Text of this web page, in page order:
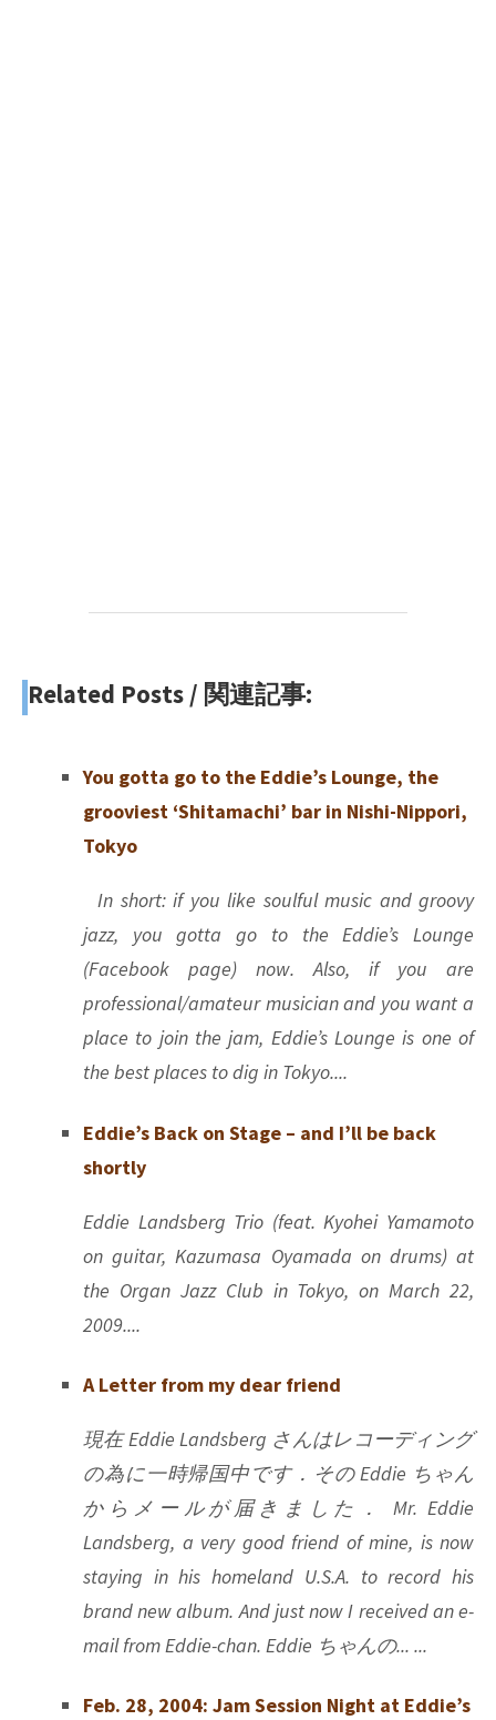
Related Posts / 関連記事:
You gotta go to the Eddie’s Lounge, the
grooviest ‘Shitamachi’ bar in Nishi-Nippori,
Tokyo
In short: if you like soulful music and groovy
jazz, you gotta go to the Eddie’s Lounge
(Facebook page) now. Also, if you are
professional/amateur musician and you want a
place to join the jam, Eddie’s Lounge is one of
the best places to dig in Tokyo....
Eddie’s Back on Stage – and I’ll be back
shortly
Eddie Landsberg Trio (feat. Kyohei Yamamoto
on guitar, Kazumasa Oyamada on drums) at
the Organ Jazz Club in Tokyo, on March 22,
2009....
A Letter from my dear friend
現在 Eddie Landsberg さんはレコーディング
の為に一時帰国中です．その Eddie ちゃん
からメールが届きました． Mr. Eddie
Landsberg, a very good friend of mine, is now
staying in his homeland U.S.A. to record his
brand new album. And just now I received an e-
mail from Eddie-chan. Eddie ちゃんの... ...
Feb. 28, 2004: Jam Session Night at Eddie’s